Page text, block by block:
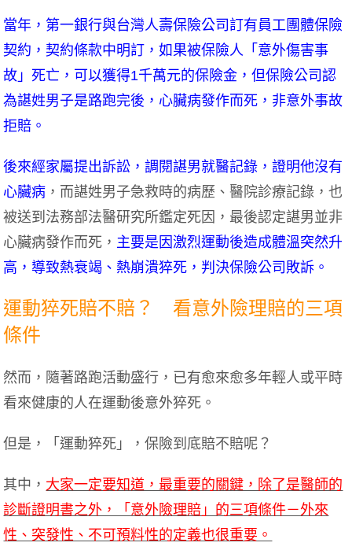
當年，第一銀行與台灣人壽保險公司訂有員工團體保險
契約，契約條款中明訂，如果被保險人「意外傷害事
故」死亡，可以獲得1千萬元的保險金，但保險公司認
為諶姓男子是路跑完後，心臟病發作而死，非意外事故
拒賠。
後來經家屬提出訴訟，調閱諶男就醫記錄，證明他沒有
心臟病 ，而諶姓男子急救時的病歷、醫院診療記錄，也
被送到法務部法醫研究所鑑定死因，最後認定諶男並非
心臟病發作而死， 主要是因激烈運動後造成體溫突然升
高，導致熱衰竭、熱崩潰猝死，判決保險公司敗訴。
運動猝死賠不賠？ 看意外險理賠的三項
條件
然而，隨著路跑活動盛行，已有愈來愈多年輕人或平時
看來健康的人在運動後意外猝死。
但是，「運動猝死」，保險到底賠不賠呢？
其中， 大家一定要知道，最重要的關鍵，除了是醫師的
診斷證明書之外，「意外險理賠」的三項條件－外來
性、突發性、不可預料性的定義也很重要。